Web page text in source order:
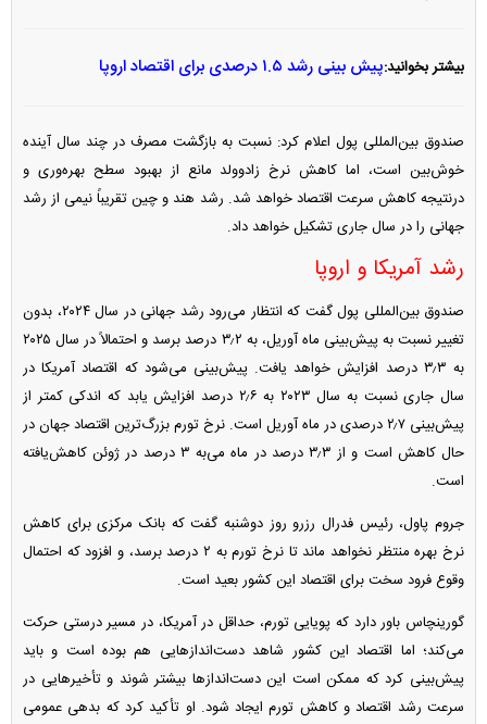
بیشتر بخوانید:پیش بینی رشد ۱.۵ درصدی برای اقتصاد اروپا
صندوق بین‌المللی پول اعلام کرد: نسبت به بازگشت مصرف در چند سال آینده
خوش‌بین است، اما کاهش نرخ زادوولد مانع از بهبود سطح بهره‌وری و
درنتیجه کاهش سرعت اقتصاد خواهد شد. رشد هند و چین تقریباً نیمی از رشد
جهانی را در سال جاری تشکیل خواهد داد.
رشد آمریکا و اروپا
صندوق بین‌المللی پول گفت که انتظار می‌رود رشد جهانی در سال ۲۰۲۴، بدون
تغییر نسبت به پیش‌بینی ماه آوریل، به ۳٫۲ درصد برسد و احتمالاً در سال ۲۰۲۵
به ۳٫۳ درصد افزایش خواهد یافت. پیش‌بینی می‌شود که اقتصاد آمریکا در
سال جاری نسبت به سال ۲۰۲۳ به ۲٫۶ درصد افزایش یابد که اندکی کمتر از
پیش‌بینی ۲٫۷ درصدی در ماه آوریل است. نرخ تورم بزرگ‌ترین اقتصاد جهان در
حال کاهش است و از ۳٫۳ درصد در ماه می‌به ۳ درصد در ژوئن کاهش‌یافته
است.
جروم پاول، رئیس فدرال رزرو روز دوشنبه گفت که بانک مرکزی برای کاهش
نرخ بهره منتظر نخواهد ماند تا نرخ تورم به ۲ درصد برسد، و افزود که احتمال
وقوع فرود سخت برای اقتصاد این کشور بعید است.
گورینچاس باور دارد که پویایی تورم، حداقل در آمریکا، در مسیر درستی حرکت
می‌کند؛ اما اقتصاد این کشور شاهد دست‌انداز‌هایی هم بوده است و باید
پیش‌بینی کرد که ممکن است این دست‌انداز‌ها بیشتر شوند و تأخیر‌هایی در
سرعت رشد اقتصاد و کاهش تورم ایجاد شود. او تأکید کرد که بدهی عمومی